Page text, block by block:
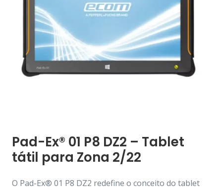
Pad-Ex® 01 P8 DZ2 – Tablet
tátil para Zona 2/22
O Pad-Ex® 01 P8 DZ2 redefine o conceito do tablet